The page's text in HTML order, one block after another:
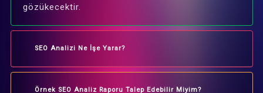
gözükecektir.
SEO Analizi Ne İşe Yarar?
Örnek SEO Analiz Raporu Talep Edebilir Miyim?